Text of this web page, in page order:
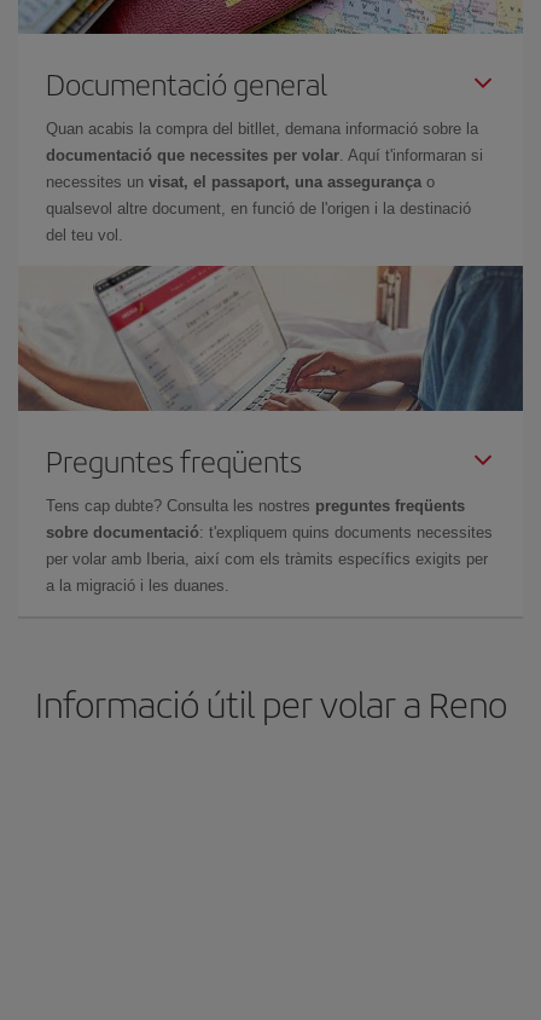
Documentació general
Quan acabis la compra del bitllet, demana informació sobre la
documentació que necessites per volar. Aquí t'informaran si
necessites un visat, el passaport, una assegurança o
qualsevol altre document, en funció de l'origen i la destinació
del teu vol.
Preguntes freqüents
Tens cap dubte? Consulta les nostres preguntes freqüents
sobre documentació: t'expliquem quins documents necessites
per volar amb Iberia, així com els tràmits específics exigits per
a la migració i les duanes.
Informació útil per volar a Reno